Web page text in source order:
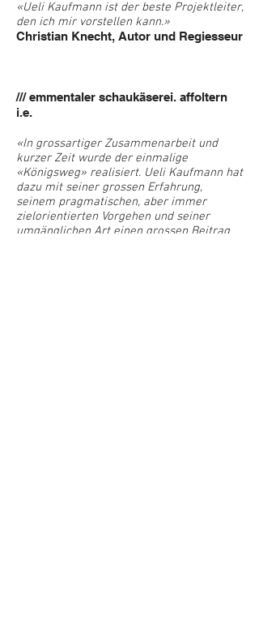
«Ueli Kaufmann ist der beste Projektleiter,
den ich mir vorstellen kann.»
Christian Knecht, Autor und Regiesseur
/// emmentaler schaukäserei. affoltern
i.e.
«In grossartiger Zusammenarbeit und
kurzer Zeit wurde der einmalige
«Königsweg» realisiert. Ueli Kaufmann hat
dazu mit seiner grossen Erfahrung,
seinem pragmatischen, aber immer
zielorientierten Vorgehen und seiner
umgänglichen Art einen grossen Beitrag